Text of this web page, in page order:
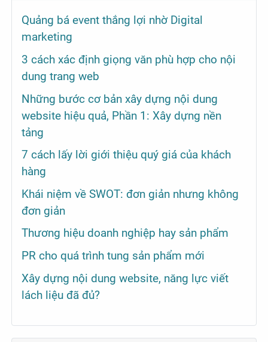
Quảng bá event thắng lợi nhờ Digital
marketing
3 cách xác định giọng văn phù hợp cho nội
dung trang web
Những bước cơ bản xây dựng nội dung
website hiệu quả, Phần 1: Xây dựng nền
tảng
7 cách lấy lời giới thiệu quý giá của khách
hàng
Khái niệm về SWOT: đơn giản nhưng không
đơn giản
Thương hiệu doanh nghiệp hay sản phẩm
PR cho quá trình tung sản phẩm mới
Xây dựng nội dung website, năng lực viết
lách liệu đã đủ?